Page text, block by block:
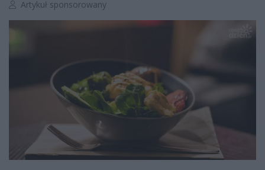
Autor artykułu:
Artykuł sponsorowany